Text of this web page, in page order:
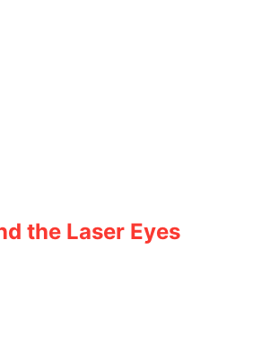
the Laser Eyes